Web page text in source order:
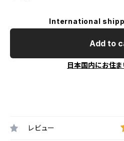
International
Add to
日本国内にお住
レビュー